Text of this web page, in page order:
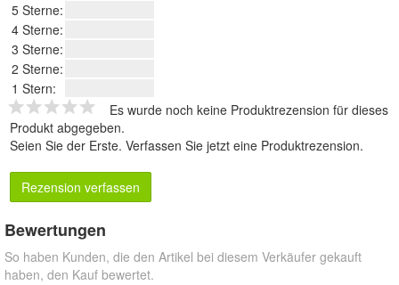
5 Sterne:
4 Sterne:
3 Sterne:
2 Sterne:
1 Stern:
Es wurde noch keine Produktrezension für dieses
Produkt abgegeben.
Seien Sie der Erste. Verfassen Sie jetzt eine Produktrezension.
Rezension verfassen
Bewertungen
So haben Kunden, die den Artikel bei diesem Verkäufer gekauft
haben, den Kauf bewertet.